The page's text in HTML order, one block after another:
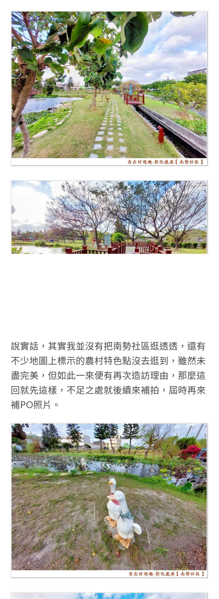
說實話，其實我並沒有把南勢社區逛透透，還有
不少地圖上標示的農村特色點沒去逛到，雖然未
盡完美，但如此一來便有再次造訪理由，那麼這
回就先這樣，不足之處就後續來補拍，屆時再來
補PO照片。